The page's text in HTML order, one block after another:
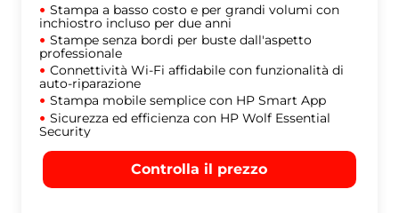
Stampa a basso costo e per grandi volumi con
inchiostro incluso per due anni
Stampe senza bordi per buste dall'aspetto
professionale
Connettività Wi-Fi affidabile con funzionalità di
auto-riparazione
Stampa mobile semplice con HP Smart App
Sicurezza ed efficienza con HP Wolf Essential
Security
Controlla il prezzo